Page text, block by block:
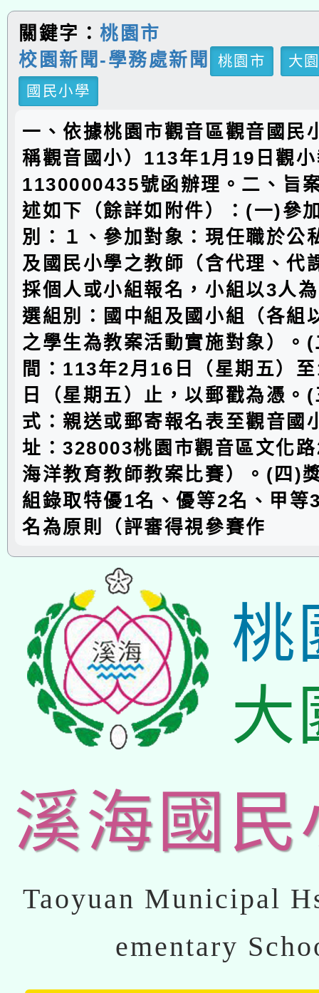
關鍵字：桃園市
校園新聞-學務處新聞
桃園市
大
國民小學
一、依據桃園市觀音區觀音國民
稱觀音國小）113年1月19日觀
1130000435號函辦理。二、旨
述如下（餘詳如附件）：(一)參
別：１、參加對象：現任職於公
及國民小學之教師（含代理、代
採個人或小組報名，小組以3人
選組別：國中組及國小組（各組
之學生為教案活動實施對象）。
間：113年2月16日（星期五）
日（星期五）止，以郵戳為憑。
式：親送或郵寄報名表至觀音國
址：328003桃園市觀音區文化
海洋教育教師教案比賽）。(四)
組錄取特優1名、優等2名、甲等
名為原則（評審得視參賽作
桃
大
溪海國民
Taoyuan Municipal
ementary